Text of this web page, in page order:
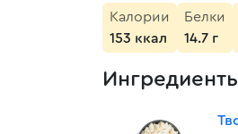
Калории
153 ккал
Белки
14.7 г